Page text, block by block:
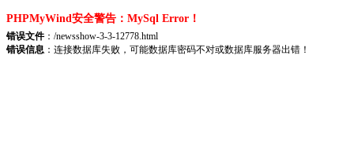
PHPMyWind安全警告：MySql Error！
错误文件：/newsshow-3-3-12778.html
错误信息 ：连接数据库失败，可能数据库密码不对或数据库服务器出错！